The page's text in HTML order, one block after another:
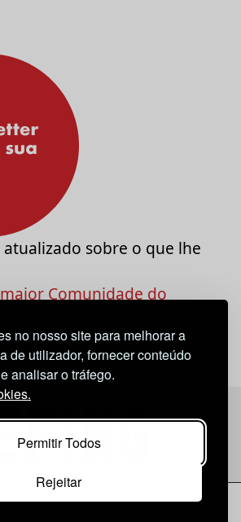
no nosso site para melhorar a
de utilizador, fornecer conteúdo
analisar o tráfego.
Permitir Todos
Rejeitar
atualizado sobre o que lhe
Comunidade do